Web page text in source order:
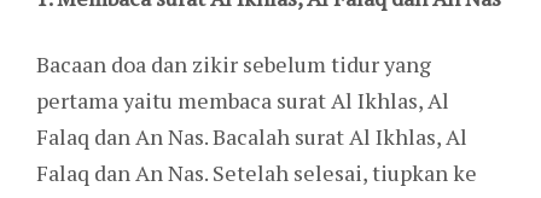
Bacaan doa dan zikir sebelum tidur yang
pertama yaitu membaca surat Al Ikhlas, Al
Falaq dan An Nas. Bacalah surat Al Ikhlas, Al
Falaq dan An Nas. Setelah selesai, tiupkan ke